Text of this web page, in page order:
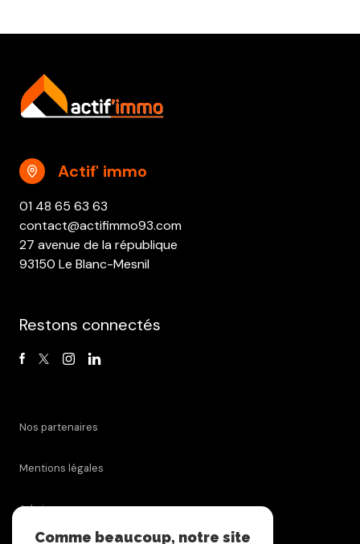
Actif' immo
01 48 65 63 63
contact@actifimmo93.com
27 avenue de la république
93150 Le Blanc-Mesnil
Restons connectés
Nos partenaires
Mentions légales
Admin
Comme beaucoup, notre site